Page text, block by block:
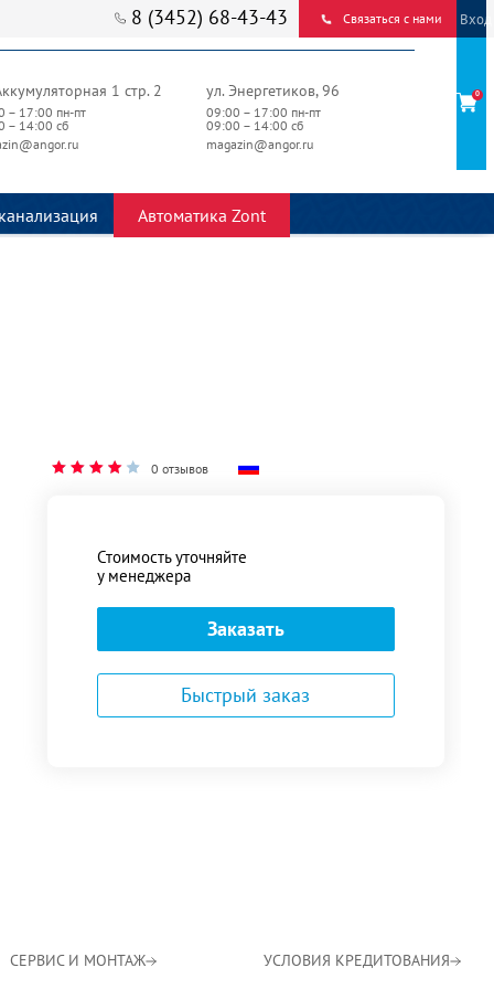
8 (3452) 68-43-43 Связаться с нами
1 стр. 2
– 17:00 пн-пт
– 14:00 сб
ул. Энергетиков, 96
09:00 – 17:00 пн-пт
09:00 – 14:00 сб
magazin@angor.ru
Автоматика Zont
Вход
0
0 отзывов
Стоимость уточняйте
у менеджера
Заказать
Быстрый заказ
СЕРВИС И МОНТАЖ УСЛОВИЯ КРЕДИТОВАНИЯ